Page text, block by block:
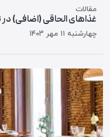
مقالات
غذاهای الحاقی (اضافی) در
چهارشنبه ۱۱ مهر ۱۴۰۳